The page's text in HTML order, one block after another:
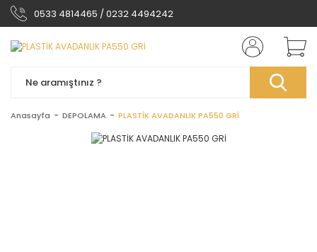
0533 4814465 / 0232 4494242
Anasayfa DEPOLAMA PLASTİK AVADANLIK PA550 GRİ